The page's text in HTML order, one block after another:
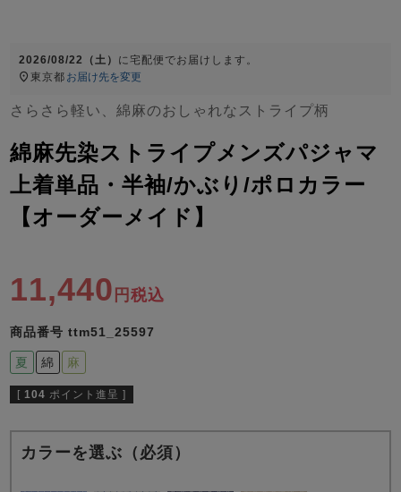
春 夏 秋
すべてのキッ
ズ
パジャマ
ガールズ前開
き
ガールズかぶ
ボーイズ長袖
ボーイズ半袖
上着
単品
ガールズ
ン単品
2026/08/22（土） に宅配便 でお届けします。
東京都 お届け先を変更
さらさら軽い、綿麻のおしゃれなストライプ柄
綿麻先染ストライプメンズパジャマ
上着単品・半袖/かぶり/ポロカラー
【オーダーメイド】
11,440 税込
商品番号 ttm51_25597
夏 綿 麻
[ 104 ポイント進呈 ]
カラーを選ぶ（必須）